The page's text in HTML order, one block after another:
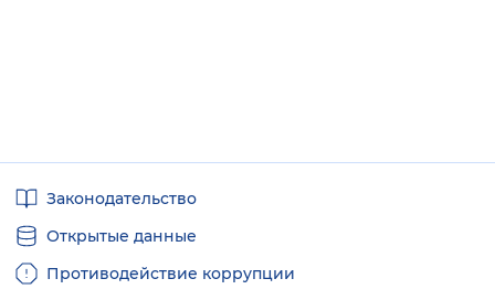
ссылкиЗаконодательство
Открытые данные
Противодействие коррупции